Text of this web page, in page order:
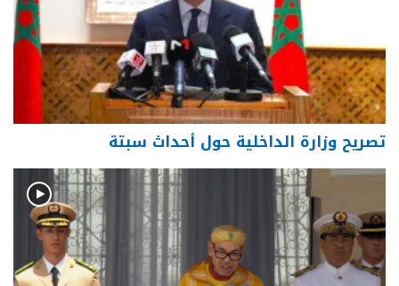
تصريح وزارة الداخلية حول أحداث سبتة